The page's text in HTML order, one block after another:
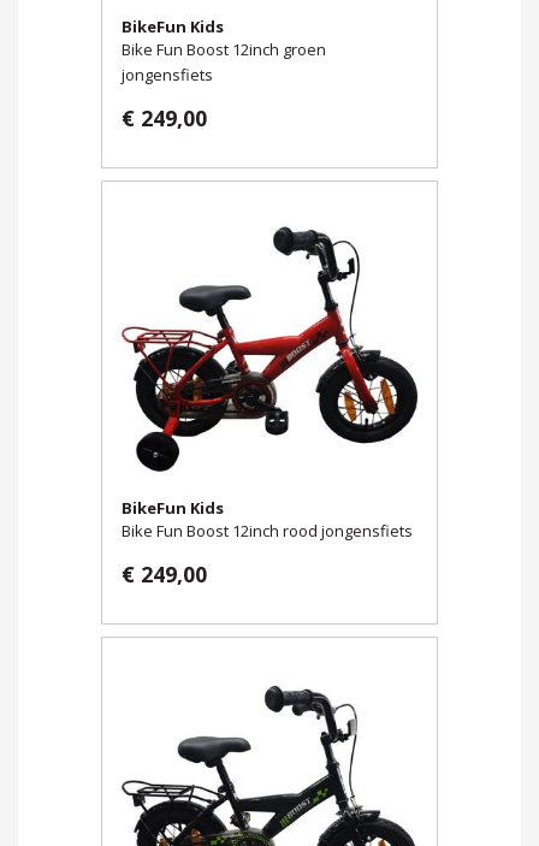
BikeFun Kids
Bike Fun Boost 12inch groen
jongensfiets
€ 249,00
BikeFun Kids
Bike Fun Boost 12inch rood jongensfiets
€ 249,00